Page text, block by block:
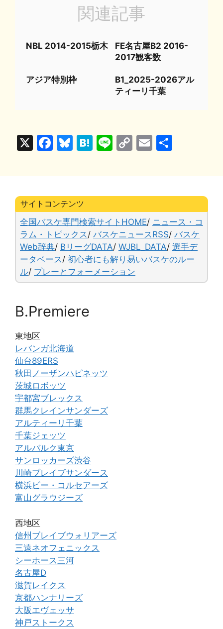
関連記事
NBL 2014-2015栃木
FE名古屋B2 2016-
2017観客数
アジア特別枠
B1_2025-2026アル
ティーリ千葉
X
F
b
o
o
k
Bl
k
y
H
Li C
n
k
E
サイトコンテンツ
全国バスケ専門検索サイトHOME/ ニュース・コ
ラム・トピックス/ バスケニュースRSS/ バスケ
Web辞典/ BリーグDATA/ WJBL_DATA/ 選手デ
ータベース/ 初心者にも解り易いバスケのルー
ル/ プレーとフォーメーション
B.Premiere
東地区
レバンガ北海道
仙台89ERS
秋田ノーザンハピネッツ
茨城ロボッツ
宇都宮ブレックス
群馬クレインサンダーズ
アルティーリ千葉
千葉ジェッツ
アルバルク東京
サンロッカーズ渋谷
川崎ブレイブサンダース
横浜ビー・コルセアーズ
富山グラウジーズ
西地区
信州ブレイブウォリアーズ
三遠ネオフェニックス
シーホース三河
名古屋D
滋賀レイクス
京都ハンナリーズ
大阪エヴェッサ
神戸ストークス